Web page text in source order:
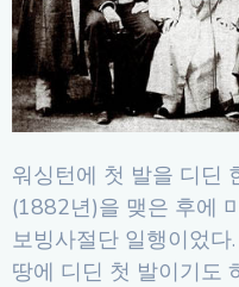
워싱턴에 첫 발을 디딘
(1882년)을 맺은 후에
보빙사절단 일행이었
땅에 디딘 첫 발이기도